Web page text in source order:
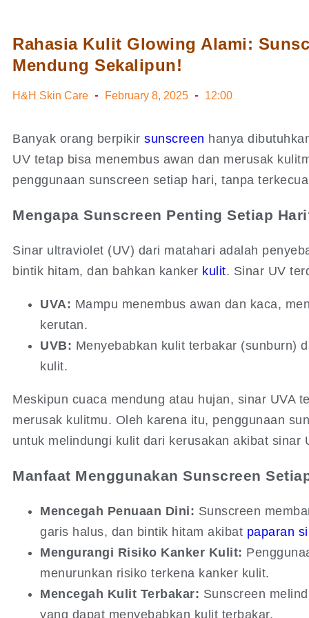
Rahasia Kulit Glowing Alami:
Mendung Sekalipun!
H&H Skin Care February 8, 2025 12:00
Banyak orang berpikir sunscreen hanya
UV tetap bisa menembus awan dan merusak
penggunaan sunscreen setiap hari, tanpa
Mengapa Sunscreen Penting Setiap
Sinar ultraviolet (UV) dari matahari adalah
bintik hitam, dan bahkan kanker kulit. Sinar UV
UVA: Mampu menembus awan dan kaca,
kerutan.
UVB: Menyebabkan kulit terbakar (sunburn)
kulit.
Meskipun cuaca mendung atau hujan, sinar UVA
merusak kulitmu. Oleh karena itu, penggunaan
untuk melindungi kulit dari kerusakan akibat sinar
Manfaat Menggunakan Sunscreen
Mencegah Penuaan Dini: Sunscreen
garis halus, dan bintik hitam akibat paparan
Mengurangi Risiko Kanker Kulit:
menurunkan risiko terkena kanker kulit.
Mencegah Kulit Terbakar: Sunscreen
yang dapat menyebabkan kulit terbakar.